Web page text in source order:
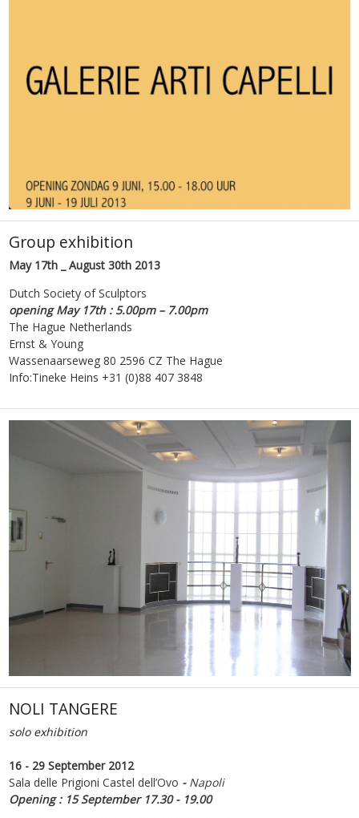
Group exhibition
May 17th _ August 30th 2013
Dutch Society of Sculptors
opening May 17th : 5.00pm – 7.00pm
The Hague Netherlands
Ernst & Young
Wassenaarseweg 80 2596 CZ The Hague
Info:Tineke Heins +31 (0)88 407 3848
NOLI TANGERE
solo exhibition
16 - 29 September 2012
Sala delle Prigioni Castel dell’Ovo - Napoli
Opening : 15 September 17.30 - 19.00